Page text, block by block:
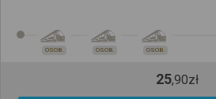
OSOB. OSOB. OSOB.
25,90zł